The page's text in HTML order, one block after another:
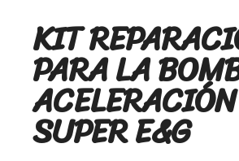
KIT
PARA LA
SUPER E&G